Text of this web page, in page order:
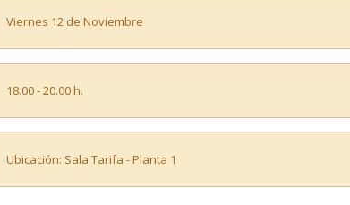
28º Congreso Andaluz de
Sede: Hotel Meliá Lebreros (Sevilla)
Cuota de
Viernes 12 de Noviembre
18.00 - 20.00 h.
Ubicación: Sala Tarifa - Planta 1